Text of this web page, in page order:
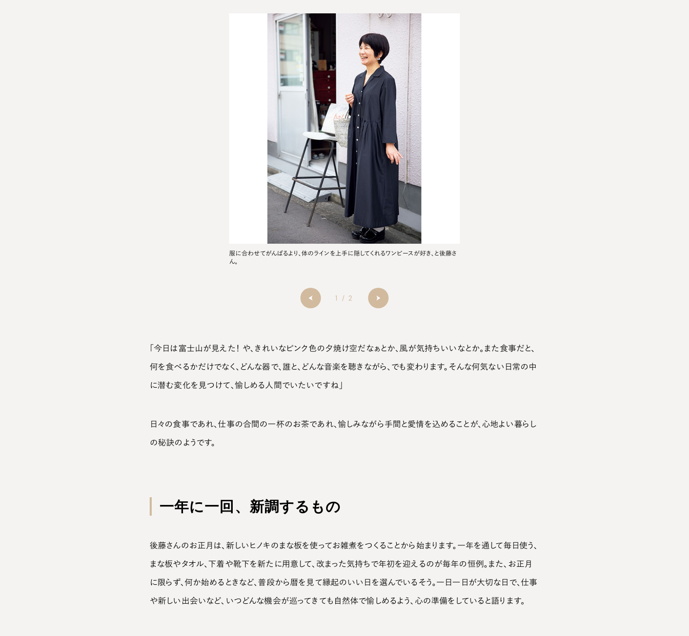
服に合わせてがんばるより、体のラインを上手に隠してくれるワンピースが好き、と後藤さ
ん。
1 / 2
「今日は富士山が見えた！ や、きれいなピンク色の夕焼け空だなぁとか、風が気持ちいいなとか。また食事だと、
何を食べるかだけでなく、どんな器で、誰と、どんな音楽を聴きながら、でも変わります。そんな何気ない日常の中
に潜む変化を見つけて、愉しめる人間でいたいですね」
日々の食事であれ、仕事の合間の一杯のお茶であれ、愉しみながら手間と愛情を込めることが、心地よい暮らし
の秘訣のようです。
一年に一回、新調するもの
後藤さんのお正月は、新しいヒノキのまな板を使ってお雑煮をつくることから始まります。一年を通して毎日使う、
まな板やタオル、下着や靴下を新たに用意して、改まった気持ちで年初を迎えるのが毎年の恒例。また、お正月
に限らず、何か始めるときなど、普段から暦を見て縁起のいい日を選んでいるそう。一日一日が大切な日で、仕事
や新しい出会いなど、いつどんな機会が巡ってきても自然体で愉しめるよう、心の準備をしていると語ります。